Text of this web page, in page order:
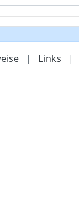
| Links |